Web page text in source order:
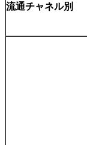
流通チャネル別